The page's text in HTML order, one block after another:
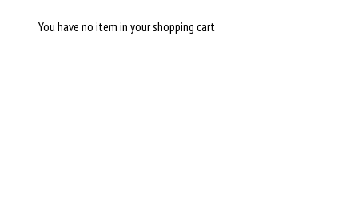
You have no item in your shopping cart